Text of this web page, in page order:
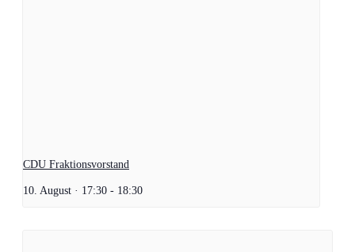
CDU Fraktionsvorstand
10. August · 17:30 - 18:30